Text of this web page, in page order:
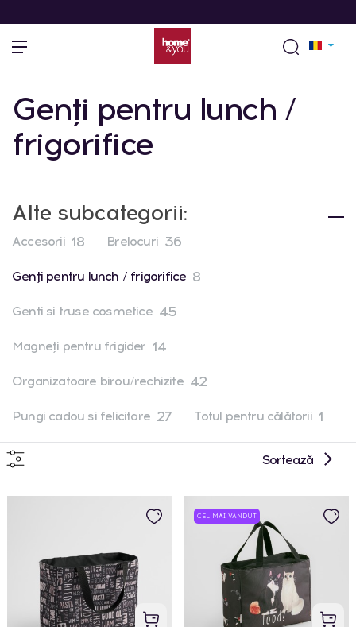
Genți pentru lunch /
frigorifice
Alte subcategorii:
Accesorii 18 Brelocuri 36
Genți pentru lunch / frigorifice 8
Genti si truse cosmetice 45
Magneți pentru frigider 14
Organizatoare birou/rechizite 42
Pungi cadou si felicitare 27 Totul pentru călătorii 1
Sortează
CEL MAI VÂNDUT